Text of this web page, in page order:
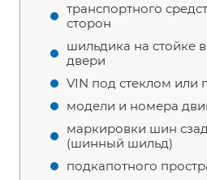
транспортного
сторон
шильдика на стойке
двери
VIN под стеклом или
модели и номера
маркировки шин
(шинный шильд)
подкапотного